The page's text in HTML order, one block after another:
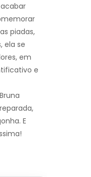
piadas,
ela se
em
e
E